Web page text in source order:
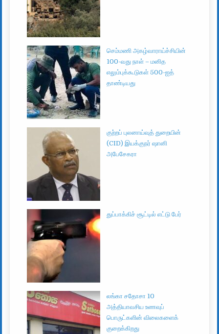
செம்மணி அகழ்வாராய்ச்சியின்
100-வது நாள் – மனித
எலும்புக்கூடுகள் 500-ஐத்
தாண்டியது
குற்றப் புலனாய்வுத் துறையின்
(CID) இயக்குநர் ஷானி
அபேசேகரா
துப்பாக்கிச் சூட்டில் எட்டு பேர்
லங்கா சதோசா 10
அத்தியாவசிய உணவுப்
பொருட்களின் விலைகளைக்
குறைக்கிறது